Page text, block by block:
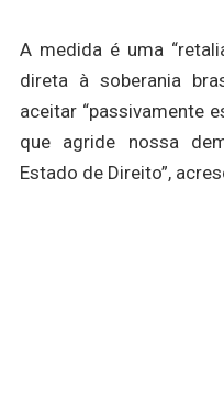
A medida é uma
direta à soberania
aceitar “passivamente
que agride nossa
Estado de Direito”,